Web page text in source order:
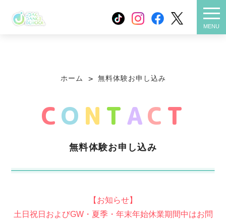
ホーム > 無料体験お申し込み
メニ
MENU
よくある質問 お客様の声
CO N TAC T
無料体験お申し込み
【お知らせ】
土日祝日およびGW・夏季・年末年始休業期間中はお問